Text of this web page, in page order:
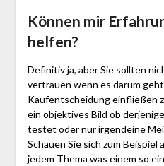
Können mir
helfen?
Definitiv ja, aber Sie sollten
vertrauen wenn es darum geht
Kaufentscheidung einfließen
ein objektives Bild ob
testet oder nur irgendeine
Schauen Sie sich zum Beispiel
jedem Thema was einem so